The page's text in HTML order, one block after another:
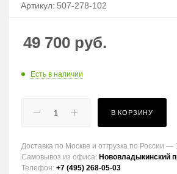
Артикул: 507-278-102
49 700 руб.
Есть в наличии
В КОРЗИНУ
Доставка по Москве и отгрузка по России —
Самовывоз из офиса: Нововладыкинский
Телефон: +7 (495) 268-05-03